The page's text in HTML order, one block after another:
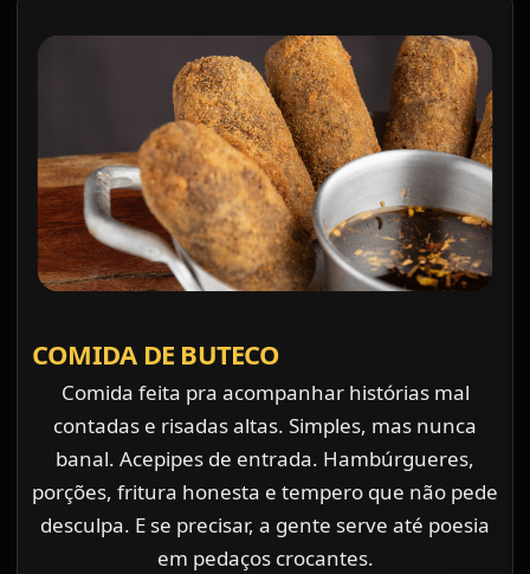
COMIDA DE BUTECO
Comida feita pra acompanhar histórias mal
contadas e risadas altas. Simples, mas nunca
banal. Acepipes de entrada. Hambúrgueres,
porções, fritura honesta e tempero que não pede
desculpa. E se precisar, a gente serve até poesia
em pedaços crocantes.